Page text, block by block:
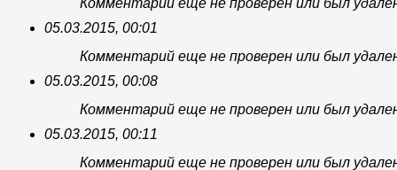
Комментарий еще не проверен или был
05.03.2015, 00:01
Комментарий еще не проверен или был
05.03.2015, 00:08
Комментарий еще не проверен или был
05.03.2015, 00:11